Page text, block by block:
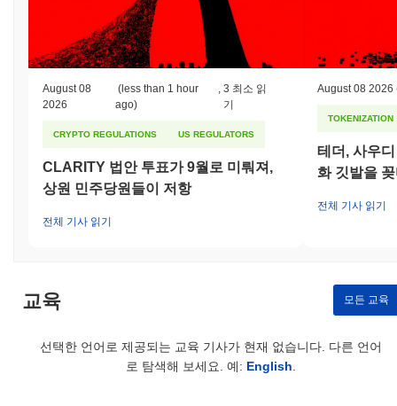
August 08
2026
(less than 1 hour
ago)
3 최소 읽
기
CRYPTO REGULATIONS US REGULATORS
CLARITY 법안 투표가 9월로 미뤄져,
상원 민주당원들이 저항
전체 기사 읽기
August 08 2026
TOKENIZATION
테더, 사우
화 깃발을
전체 기사 읽기
교육 모든 교육
선택한 언어로 제공되는 교육 기사가 현재 없습니다. 다른 언어
로 탐색해 보세요. 예: English